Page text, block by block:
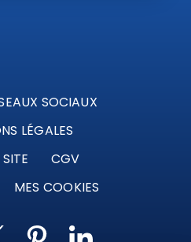
SOCIAUX
LÉGALES
CGV
MES COOKIES